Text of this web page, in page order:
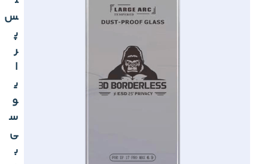
س
پ
ر
ا
ی
و
س
ی
ب